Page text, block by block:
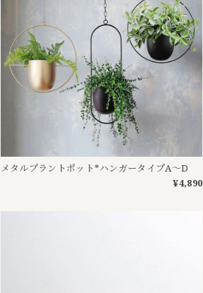
メタルプラントポット*ハンガータイプA〜D
¥4,890